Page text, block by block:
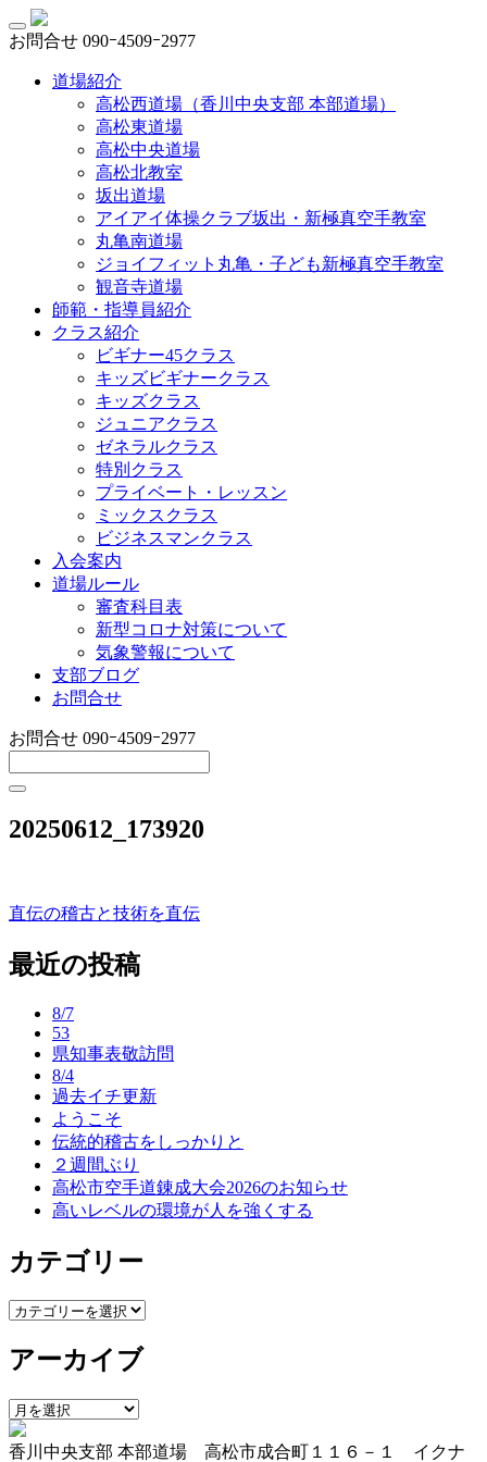
お問合せ 090ｰ4509ｰ2977
道場紹介
高松西道場（香川中央支部 本部道場）
高松東道場
高松中央道場
高松北教室
坂出道場
アイアイ体操クラブ坂出・新極真空手教室
丸亀南道場
ジョイフィット丸亀・子ども新極真空手教室
観音寺道場
師範・指導員紹介
クラス紹介
ビギナー45クラス
キッズビギナークラス
キッズクラス
ジュニアクラス
ゼネラルクラス
特別クラス
プライベート・レッスン
ミックスクラス
ビジネスマンクラス
入会案内
道場ルール
審査科目表
新型コロナ対策について
気象警報について
支部ブログ
お問合せ
お問合せ 090ｰ4509ｰ2977
20250612_173920
投
稿
直伝の稽古と技術を直伝
最近の投稿
8/7
53
県知事表敬訪問
8/4
過去イチ更新
ようこそ
伝統的稽古をしっかりと
２週間ぶり
高松市空手道錬成大会2026のお知らせ
高いレベルの環境が人を強くする
カテゴリー
カ
ゴ
ー
アーカイブ
ア
ー
カ
香川中央支部 本部道場 高松市成合町１１６－１ イクナ